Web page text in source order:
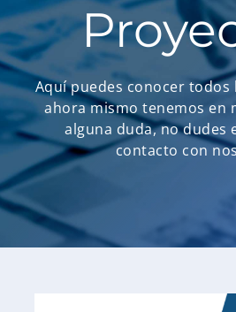
Aquí puedes conocer
ahora mismo tenemos en
alguna duda, no dudes
contacto con